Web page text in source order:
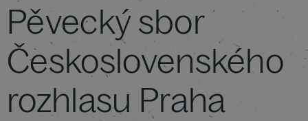
Pěvecký sbor
Československého
rozhlasu Praha